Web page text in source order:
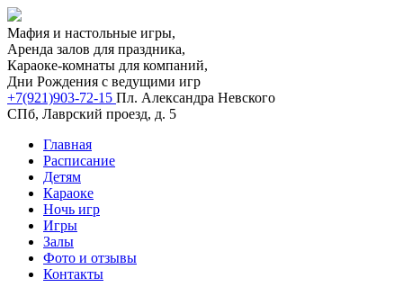
Мафия и настольные игры,
Аренда залов для праздника,
Караоке-комнаты для компаний,
Дни Рождения с ведущими игр
+7(921)903-72-15 Пл. Александра Невского
СПб, Лаврский проезд, д. 5
Главная
Расписание
Детям
Караоке
Ночь игр
Игры
Залы
Фото и отзывы
Контакты